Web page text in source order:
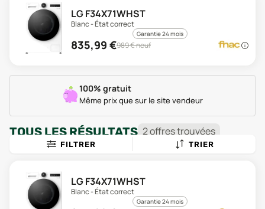
LG F34X71WHST
Blanc - État correct
Garantie 24 mois
835,99 €989€ neuf
100% gratuit
Même prix que sur le site vendeur
TOUS LES RÉSULTATS 2offrestrouvées
FILTRER TRIER
LG F34X71WHST
Blanc - État correct
Garantie 24 mois